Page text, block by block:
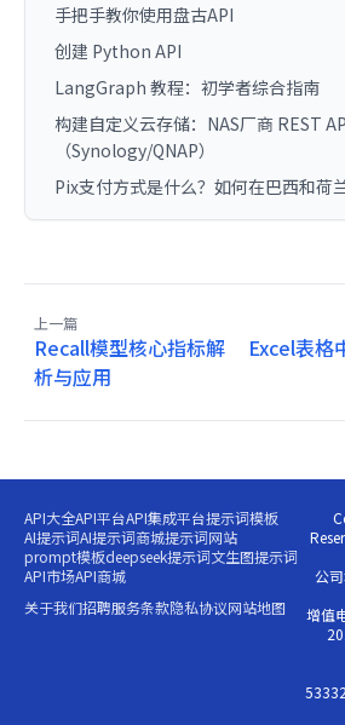
手把手教你使用盘古API
创建 Python API
LangGraph 教程：初学者综合指南
构建自定义云存储：NAS厂商 REST
（Synology/QNAP）
Pix支付方式是什么？如何在巴西和荷
上一篇
Recall模型核心指标解
析与应用
Excel表格
API大全API平台API集成平台提示词模板
AI提示词AI提示词商城提示词网站
prompt模板deepseek提示词文生图提示词
API市场API商城
关于我们招聘服务条款隐私协议网站地图
公
增值